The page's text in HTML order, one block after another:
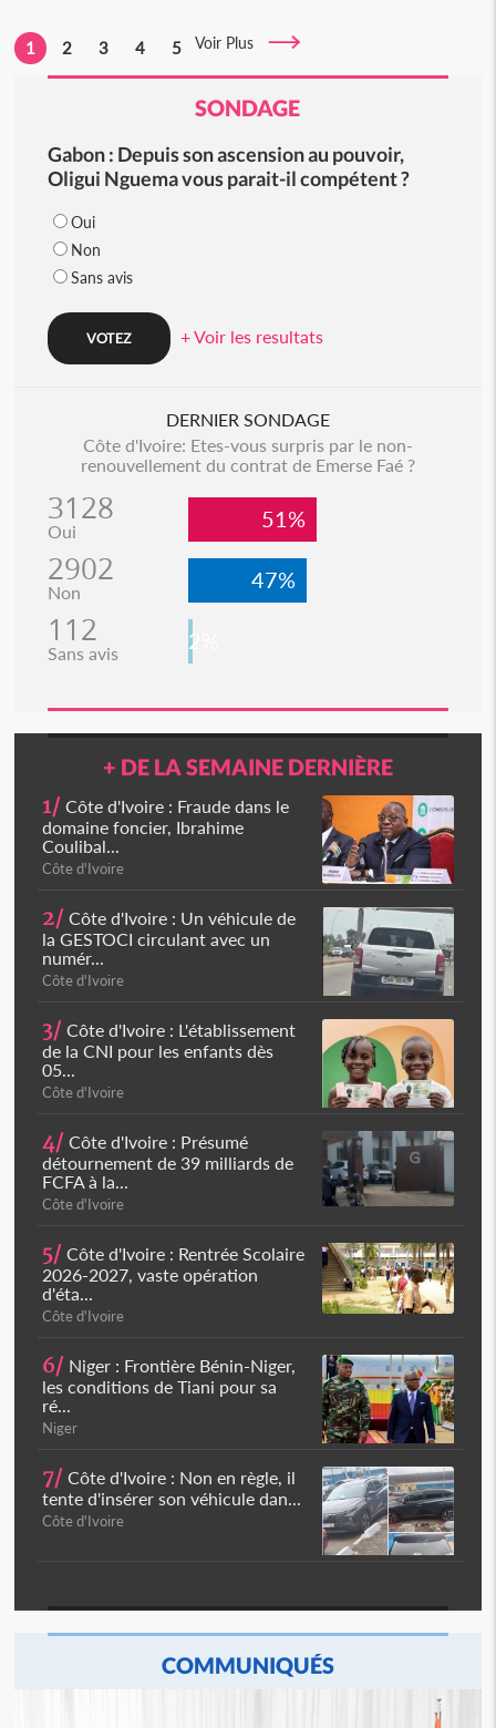
1 2 3 4 5 Voir Plus
SONDAGE
Gabon : Depuis son ascension au pouvoir,
Oligui Nguema vous parait-il compétent ?
Oui
Non
Sans avis
+ Voir les resultats
DERNIER SONDAGE
Côte d'Ivoire: Etes-vous surpris par le non-
renouvellement du contrat de Emerse Faé ?
3128
Oui 51%
2902
Non 47%
112
Sans avis 2%
+ DE LA SEMAINE DERNIÈRE
1/ Côte d'Ivoire : Fraude dans le
domaine foncier, Ibrahime
Coulibal...
Côte d'Ivoire
2/ Côte d'Ivoire : Un véhicule de
la GESTOCI circulant avec un
numér...
Côte d'Ivoire
3/ Côte d'Ivoire : L'établissement
de la CNI pour les enfants dès
05...
Côte d'Ivoire
4/ Côte d'Ivoire : Présumé
détournement de 39 milliards de
FCFA à la...
Côte d'Ivoire
5/ Côte d'Ivoire : Rentrée Scolaire
2026-2027, vaste opération
d'éta...
Côte d'Ivoire
6/ Niger : Frontière Bénin-Niger,
les conditions de Tiani pour sa
ré...
Niger
7/ Côte d'Ivoire : Non en règle, il
tente d'insérer son véhicule dan...
Côte d'Ivoire
COMMUNIQUÉS